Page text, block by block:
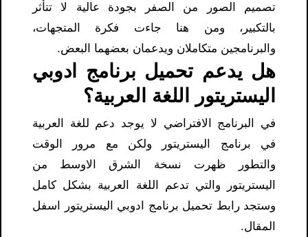
تصميم الصور من الصفر بجودة عالية لا تتأثر
بالتكبير، ومن هنا جاءت فكرة المتجهات،
والبرنامجين متكاملان ويدعمان بعضهما البعض.
هل يدعم تحميل برنامج ادوبي
اليستريتور اللغة العربية؟
في البرنامج الافتراضي لا يوجد دعم للغة العربية
في برنامج اليستريتور ولكن مع مرور الوقت
والتطور ظهرت نسخة الشرق الاوسط من
اليستريتور والتي تدعم اللغة العربية بشكل كامل
وستجد رابط تحميل برنامج ادوبي اليستريتور اسفل
المقال.